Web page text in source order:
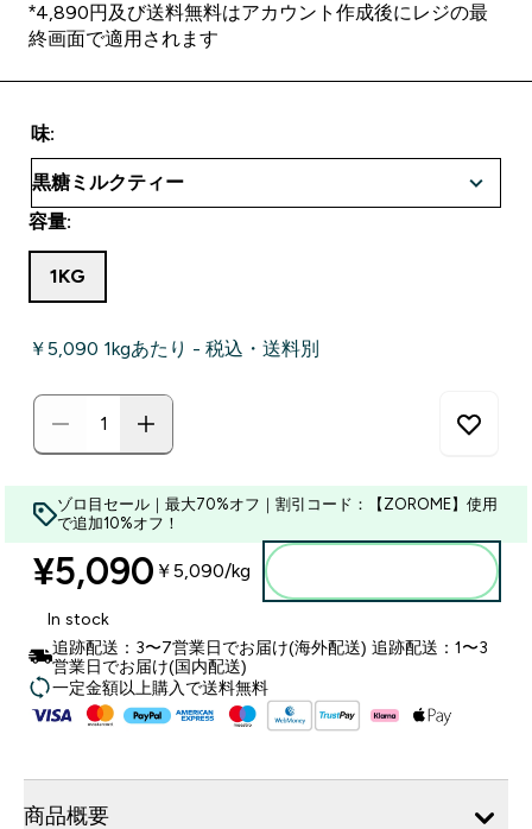
*4,890円及び送料無料はアカウント作成後にレジの最
終画面で適用されます
味:
容量:
1KG
￥5,090‎ 1kgあたり - 税込・送料別
ゾロ目セール｜最大70%オフ｜割引コード：【ZOROME】使用
で追加10%オフ！
¥5,090‎ ￥5,090‎/kg
In stock
追跡配送：3〜7営業日でお届け(海外配送) 追跡配送：1〜3
営業日でお届け(国内配送)
一定金額以上購入で送料無料
商品概要